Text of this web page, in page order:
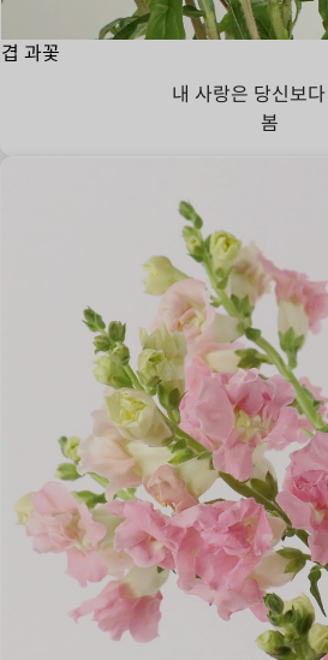
겹 과꽃
내 사랑은 당신보
봄